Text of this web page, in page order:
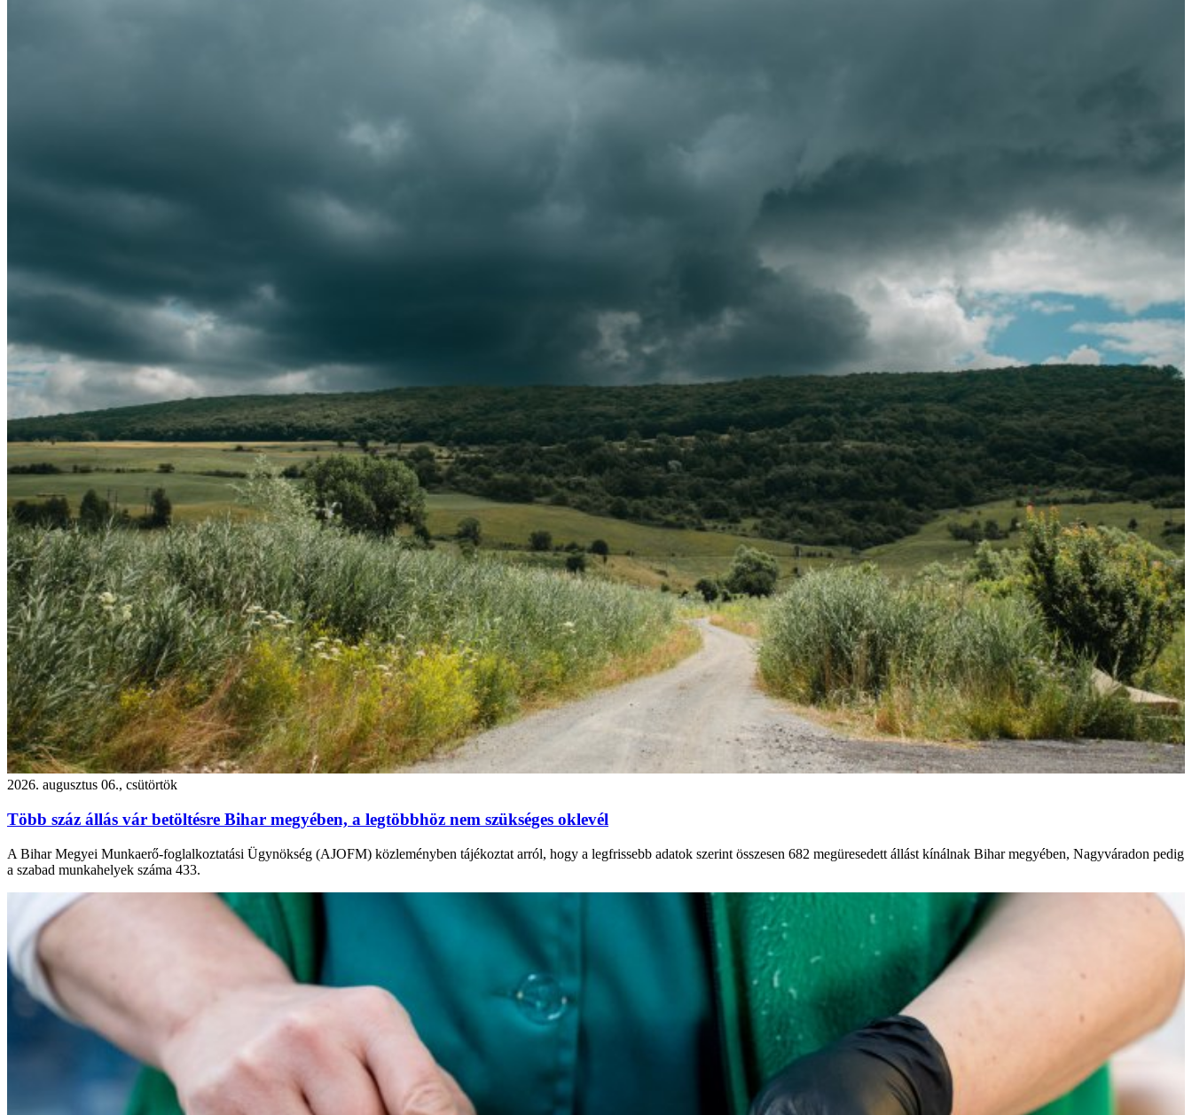
2026. augusztus 06., csütörtök
Több száz állás vár betöltésre Bihar megyében, a legtöbbhöz nem szükséges oklevél
A Bihar Megyei Munkaerő-foglalkoztatási Ügynökség (AJOFM) közleményben tájékoztat arról, hogy a legfrissebb adatok szerint összesen 682 megüresedett állást kínálnak Bihar megyében, Nagyváradon pedig
a szabad munkahelyek száma 433.